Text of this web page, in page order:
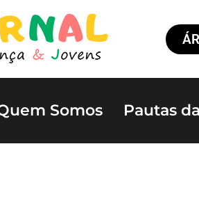
Somos Pautas